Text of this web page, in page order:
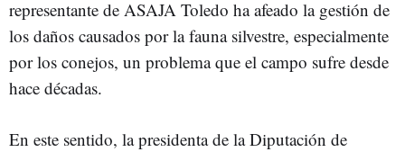
representante de ASAJA Toledo ha afeado la gestión de
los daños causados por la fauna silvestre, especialmente
por los conejos, un problema que el campo sufre desde
hace décadas.
En este sentido, la presidenta de la Diputación de